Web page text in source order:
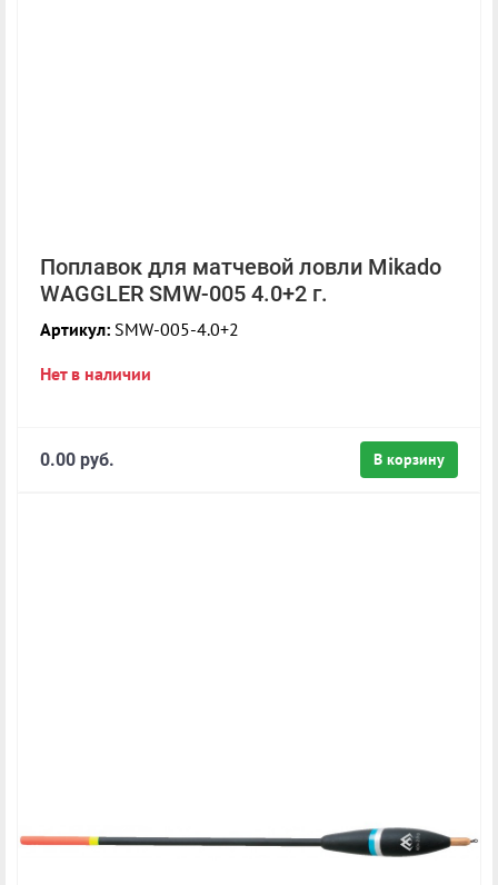
Поплавок для матчевой ловли Mikado
WAGGLER SMW-005 4.0+2 г.
Артикул: SMW-005-4.0+2
Нет в наличии
В корзину
0.00 руб.